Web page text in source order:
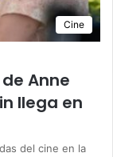
Cine
Anne
llega en
del cine en la